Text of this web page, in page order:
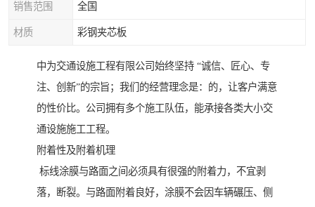
销售范围 全国
材质 彩钢夹芯板
中为交通设施工程有限公司始终坚持 “诚信、匠心、专
注、创新”的宗旨；我们的经营理念是：的，让客户满意
的性价比。公司拥有多个施工队伍，能承接各类大小交
通设施施工工程。
附着性及附着机理
标线涂膜与路面之间必须具有很强的附着力，不宜剥
落，断裂。与路面附着良好，涂膜不会因车辆碾压、侧